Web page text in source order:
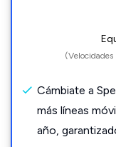
(Velocidades
Cámbiate a
más líneas
año,